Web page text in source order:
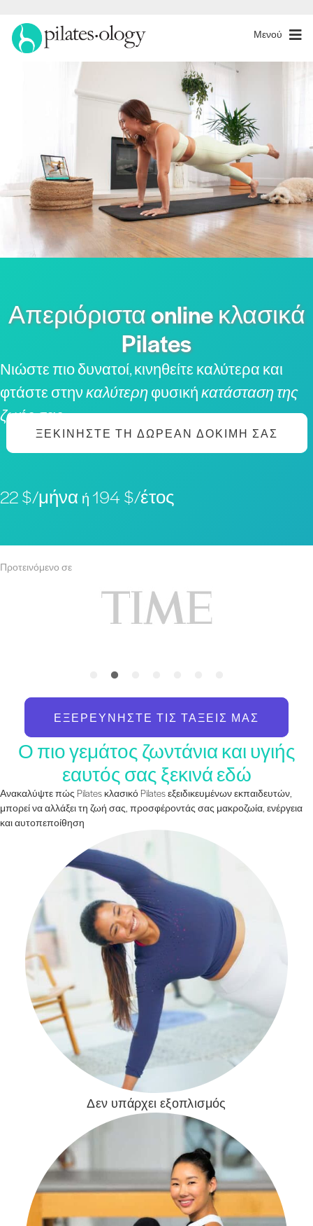
Μενού
Απεριόριστα online κλασικά
Pilates
Νιώστε πιο δυνατοί, κινηθείτε καλύτερα και
φτάστε στηνκαλύτερηφυσικήκατάσταση της
ζωής σας
ΞΕΚΙΝΉΣΤΕ ΤΗ ΔΩΡΕΆΝ ΔΟΚΙΜΉ ΣΑΣ
22 $/μήνα ή 194 $/έτος
Προτεινόμενο σε
ΕΞΕΡΕΥΝΉΣΤΕ ΤΙΣ ΤΆΞΕΙΣ ΜΑΣ
Ο πιο γεμάτος ζωντάνια και υγιής
εαυτός σας ξεκινά εδώ
Ανακαλύψτε πώς Pilates κλασικό Pilates εξειδικευμένων εκπαιδευτών,
μπορεί να αλλάξει τη ζωή σας, προσφέροντάς σας μακροζωία, ενέργεια
και αυτοπεποίθηση
Δεν υπάρχει εξοπλισμός